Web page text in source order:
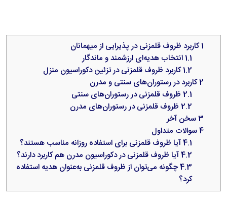
1کاربرد ظروف قلمزنی در پذیرایی از میهمانان
1.1 انتخاب هدیه‌ای ارزشمند و ماندگار
1.2کاربرد ظروف قلمزنی در تزئین دکوراسیون منزل
2کاربرد در رستوران‌های سنتی و مدرن
2.1ظروف قلمزنی در رستوران‌های سنتی
2.2ظروف قلمزنی در رستوران‌های مدرن
3سخن آخر
4سوالات متداول
4.1آیا ظروف قلمزنی برای استفاده روزانه مناسب هستند؟
4.2آیا ظروف قلمزنی در دکوراسیون مدرن هم کاربرد دارند؟
4.3چگونه می‌توان از ظروف قلمزنی به‌عنوان هدیه استفاده
کرد؟